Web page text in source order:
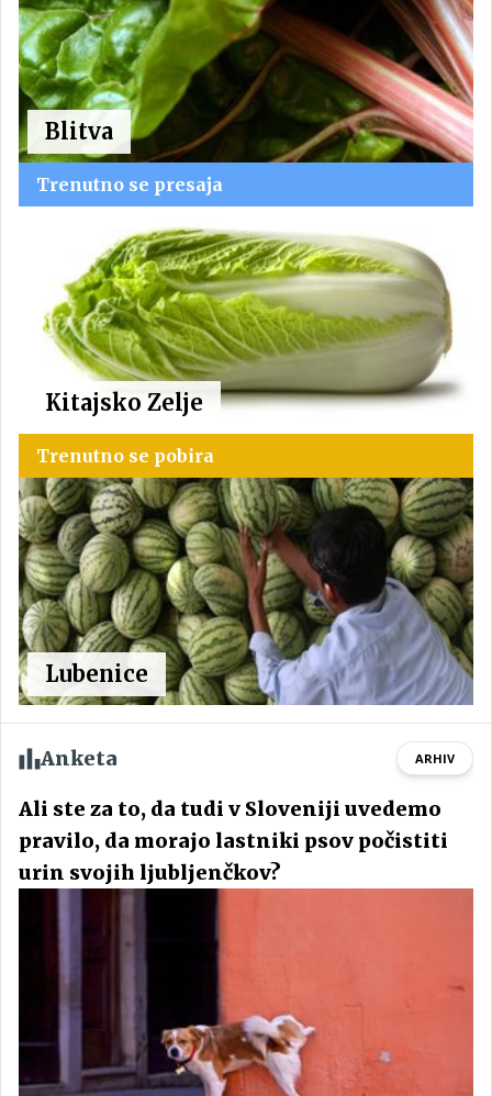
Blitva
Trenutno se presaja
Kitajsko Zelje
Trenutno se pobira
Lubenice
Anketa ARHIV
Ali ste za to, da tudi v Sloveniji uvedemo
pravilo, da morajo lastniki psov počistiti
urin svojih ljubljenčkov?